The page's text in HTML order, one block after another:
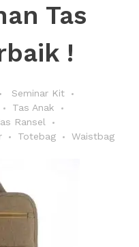
Tas
!
Seminar Kit
Tas Anak
Ransel
Totebag Waistbag